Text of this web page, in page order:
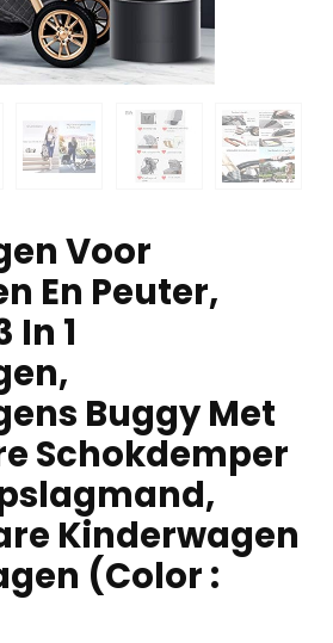
Voor
En Peuter,
In 1
Buggy Met
Schokdemper
Kinderwagen
(Color :